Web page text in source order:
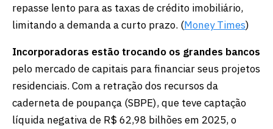
repasse lento para as taxas de crédito imobiliário,
limitando a demanda a curto prazo. (Money Times)
Incorporadoras estão trocando os grandes bancos
pelo mercado de capitais para financiar seus projetos
residenciais. Com a retração dos recursos da
caderneta de poupança (SBPE), que teve captação
líquida negativa de R$ 62,98 bilhões em 2025, o